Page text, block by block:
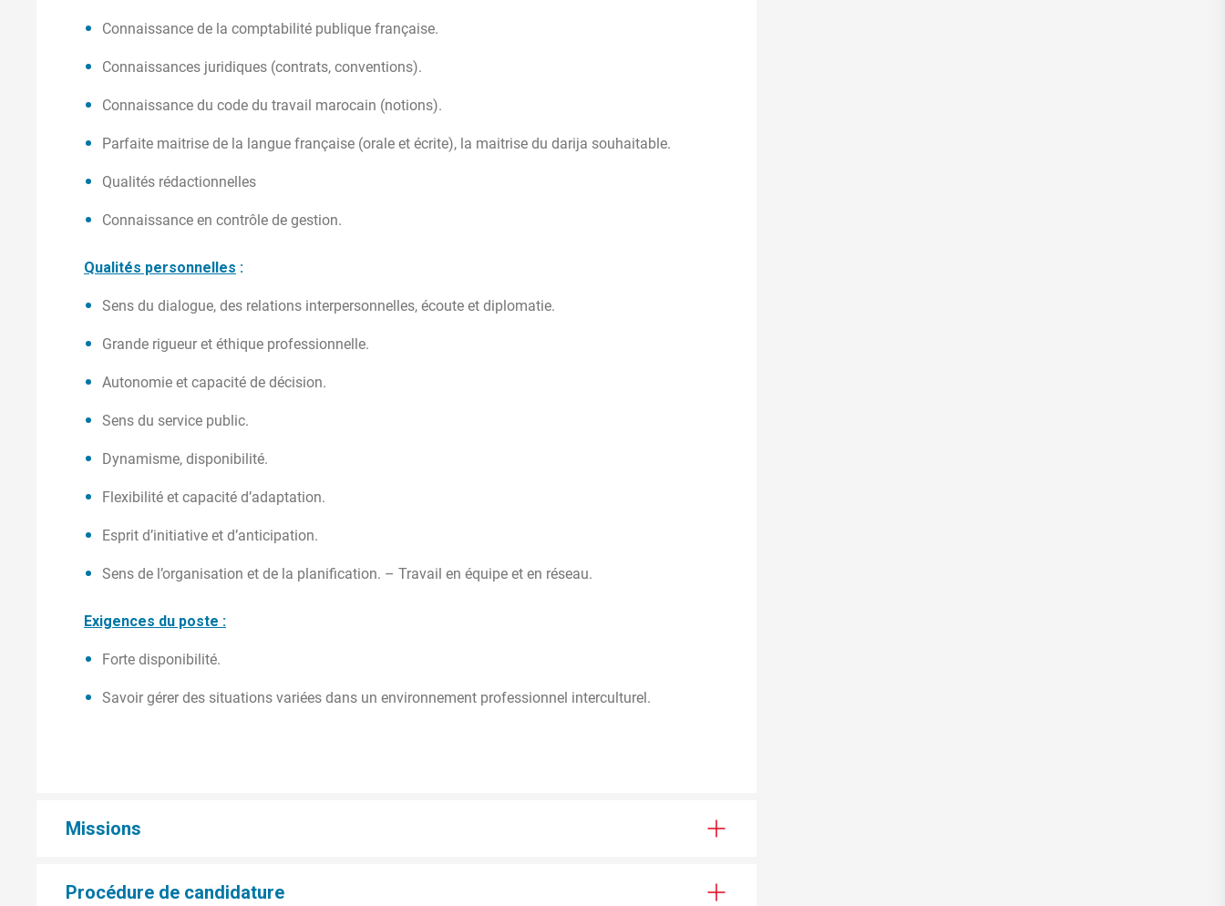
Connaissance de la comptabilité publique française.
Connaissances juridiques (contrats, conventions).
Connaissance du code du travail marocain (notions).
Parfaite maitrise de la langue française (orale et écrite), la maitrise du darija souhaitable.
Qualités rédactionnelles
Connaissance en contrôle de gestion.
Qualités personnelles :
Sens du dialogue, des relations interpersonnelles, écoute et diplomatie.
Grande rigueur et éthique professionnelle.
Autonomie et capacité de décision.
Sens du service public.
Dynamisme, disponibilité.
Flexibilité et capacité d’adaptation.
Esprit d’initiative et d’anticipation.
Sens de l’organisation et de la planification. – Travail en équipe et en réseau.
Exigences du poste :
Forte disponibilité.
Savoir gérer des situations variées dans un environnement professionnel interculturel.
Missions
Procédure de candidature